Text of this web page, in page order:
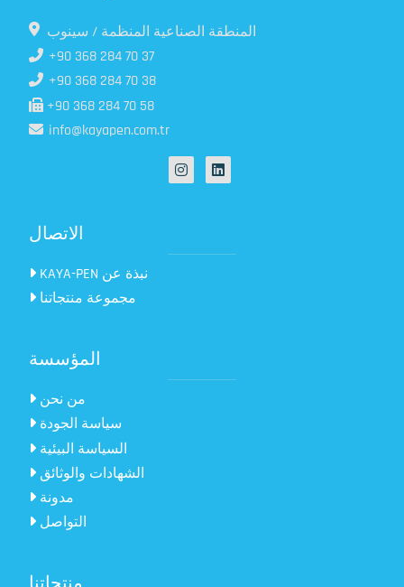
المنطقة الصناعية المنظمة / سينوب
+90 368 284 70 37
+90 368 284 70 38
+90 368 284 70 58
info@kayapen.com.tr
الاتصال
KAYA-PEN نبذة عن
مجموعة منتجاتنا
المؤسسة
من نحن
سياسة الجودة
السياسة البيئية
الشهادات والوثائق
مدونة
التواصل